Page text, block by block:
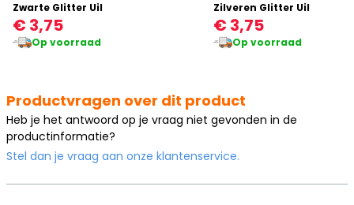
Zwarte Glitter Uil
€ 3,75
Op voorraad
Zilveren Glitter Uil
€ 3,75
Op voorraad
Productvragen over dit product
Heb je het antwoord op je vraag niet gevonden in de
productinformatie?
Stel dan je vraag aan onze klantenservice.